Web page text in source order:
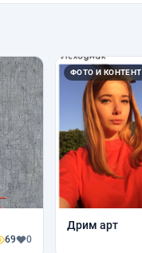
69 0
ФОТО И КОНТЕНТ
Дрим арт